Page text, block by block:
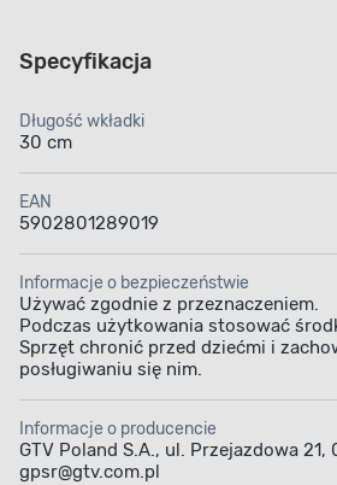
Specyfikacja
Długość wkładki
30 cm
EAN
5902801289019
Informacje o bezpieczeństwie
Używać zgodnie z przeznaczeniem.
Podczas użytkowania stosować
Sprzęt chronić przed dziećmi i
posługiwaniu się nim.
Informacje o producencie
GTV Poland S.A., ul. Przejazdowa
gpsr@gtv.com.pl